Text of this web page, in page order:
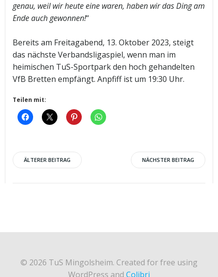
genau, weil wir heute eine waren, haben wir das Ding am
Ende auch gewonnen!“
Bereits am Freitagabend, 13. Oktober 2023, steigt
das nächste Verbandsligaspiel, wenn man im
heimischen TuS-Sportpark den hoch gehandelten
VfB Bretten empfängt. Anpfiff ist um 19:30 Uhr.
Teilen mit:
Post
navigation
ÄLTERER BEITRAG
Post
navigation
NÄCHSTER BEITRAG
© 2026 TuS Mingolsheim. Created for free using
WordPress and Colibri